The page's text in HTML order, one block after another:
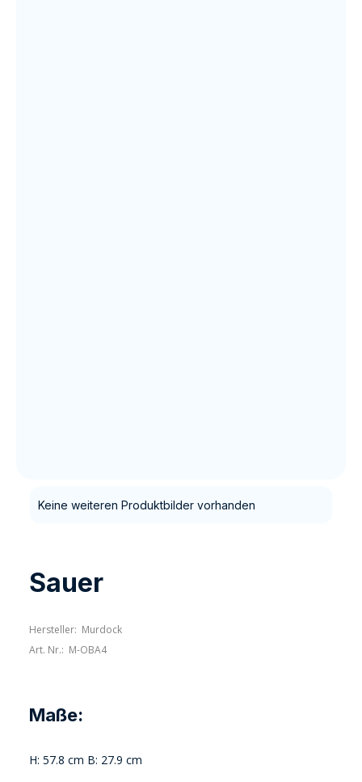
Keine weiteren Produktbilder vorhanden
Sauer
Hersteller: Murdock
Art. Nr.: M-OBA4
Maße:
H: 57.8 cm B: 27.9 cm